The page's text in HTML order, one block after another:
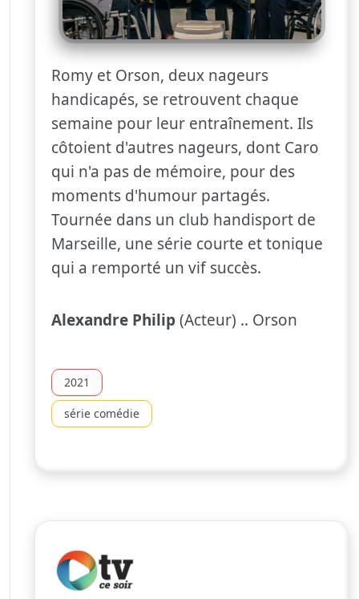
Romy et Orson, deux nageurs
handicapés, se retrouvent chaque
semaine pour leur entraînement. Ils
côtoient d'autres nageurs, dont Caro
qui n'a pas de mémoire, pour des
moments d'humour partagés.
Tournée dans un club handisport de
Marseille, une série courte et tonique
qui a remporté un vif succès.
Alexandre Philip(Acteur) .. Orson
2021
série comédie